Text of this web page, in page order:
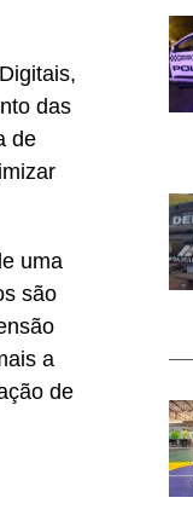
das
de
uma
são
a
de